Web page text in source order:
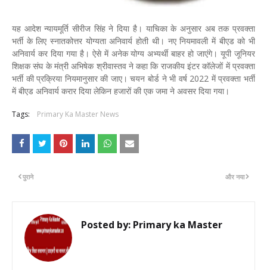
यह आदेश न्यायमूर्ति सीरीज सिंह ने दिया है। याचिका के अनुसार अब तक प्रवक्ता
भर्ती के लिए स्नातकोत्तर योग्यता अनिवार्य होती थी। नए नियमावली में बीएड को भी
अनिवार्य कर दिया गया है। ऐसे में अनेक योग्य अभ्यर्थी बाहर हो जाएंगे। यूपी जूनियर
शिक्षक संघ के मंत्री अभिषेक श्रीवास्तव ने कहा कि राजकीय इंटर कॉलेजों में प्रवक्ता
भर्ती की प्रक्रिया नियमानुसार की जाए। चयन बोर्ड ने भी वर्ष 2022 में प्रवक्ता भर्ती
में बीएड अनिवार्य करार दिया लेकिन हजारों की एक जमा ने अवसर दिया गया।
Tags: Primary Ka Master News
और नया
पुराने
Posted by: Primary ka Master